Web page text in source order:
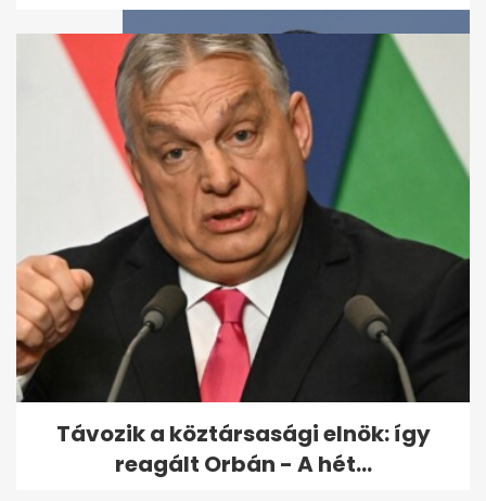
Összehasonlították a NATO és
Oroszország katonai
képességeit
Távozik a köztársasági elnök: így
reagált Orbán - A hét...